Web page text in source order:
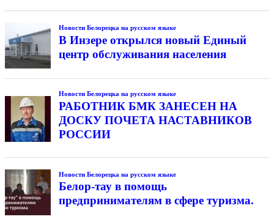
Новости Белорецка на русском языке
В Инзере открылся новый Единый
центр обслуживания населения
Новости Белорецка на русском языке
РАБОТНИК БМК ЗАНЕСЕН НА
ДОСКУ ПОЧЕТА НАСТАВНИКОВ
РОССИИ
Новости Белорецка на русском языке
Белор-тау в помощь
предпринимателям в сфере туризма.